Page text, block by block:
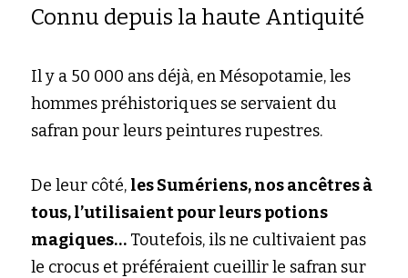
Connu depuis la haute Antiquité
Il y a 50 000 ans déjà, en Mésopotamie, les
hommes préhistoriques se servaient du
safran pour leurs peintures rupestres.
De leur côté, les Sumériens, nos ancêtres à
tous, l’utilisaient pour leurs potions
magiques… Toutefois, ils ne cultivaient pas
le crocus et préféraient cueillir le safran sur